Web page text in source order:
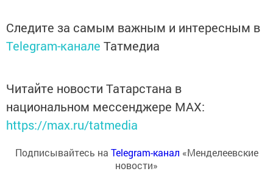
Следите за самым важным и интересным в
Telegram-канале Татмедиа
Читайте новости Татарстана в
национальном мессенджере MАХ:
https://max.ru/tatmedia
Подписывайтесь на Telegram-канал «Менделеевские
новости»